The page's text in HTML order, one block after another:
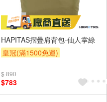
HAPITAS摺疊肩背包-仙人掌綠
皇冠(滿1500免運)
$ 890
$783